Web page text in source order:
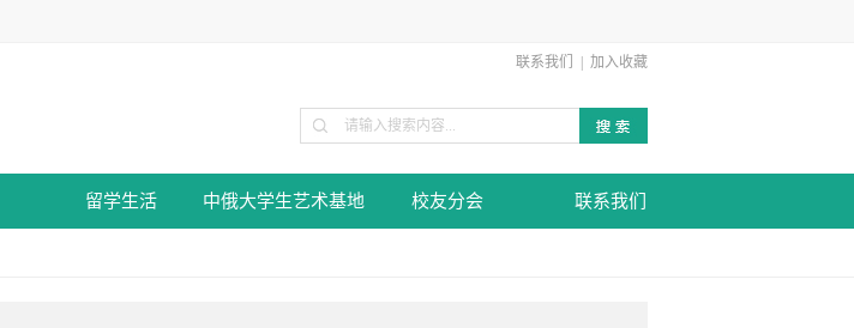
联系我们 加入收藏
留学生活 中俄大学生艺术基地 校友分会 联系我们